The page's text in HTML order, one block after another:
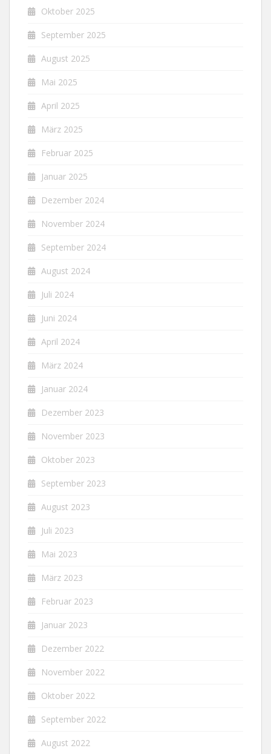
Oktober 2025
September 2025
August 2025
Mai 2025
April 2025
März 2025
Februar 2025
Januar 2025
Dezember 2024
November 2024
September 2024
August 2024
Juli 2024
Juni 2024
April 2024
März 2024
Januar 2024
Dezember 2023
November 2023
Oktober 2023
September 2023
August 2023
Juli 2023
Mai 2023
März 2023
Februar 2023
Januar 2023
Dezember 2022
November 2022
Oktober 2022
September 2022
August 2022